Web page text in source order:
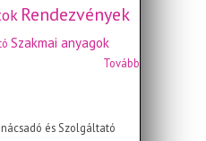
Rendezvények
Szakmai anyagok
Tovább
és Szolgáltató